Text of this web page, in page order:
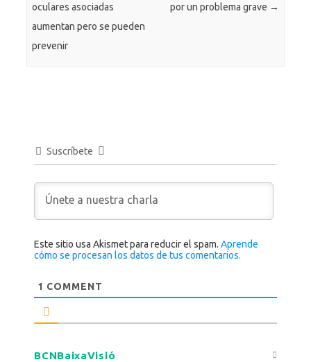
oculares asociadas
aumentan pero se pueden
prevenir
por un problema grave →
Suscríbete
Este sitio usa Akismet para reducir el spam.Aprende
cómo se procesan los datos de tus comentarios.
1 COMMENT
BCNBaixaVisió